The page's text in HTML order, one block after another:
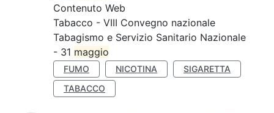
Contenuto Web
Tabacco - VIII Convegno nazionale
Tabagismo e Servizio Sanitario Nazionale
- 31 maggio
FUMO NICOTINA
SIGARETTA
TABACCO